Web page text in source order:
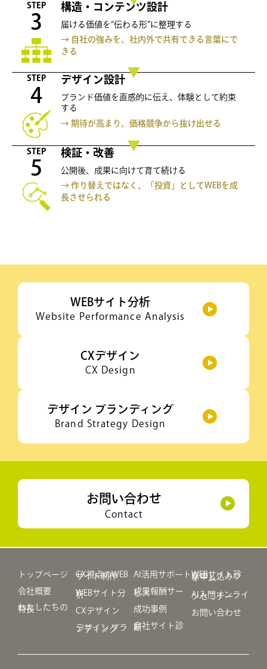
STEP
3
構造・コンテンツ設計
届ける価値を“伝わる形”に整理する
→ 自社の強みを、社内外で共有できる言葉にで
きる
STEP
4
デザイン設計
ブランド価値を直感的に伝え、体験として約束
する
→ 期待が高まり、価格競争から抜け出せる
STEP
5
検証・改善
公開後、成果に向けて育て続ける
→ 作り替えではなく、「投資」としてWEBを成
長させられる
WEBサイト分析
Website Performance Analysis
CXデザイン
CX Design
デザイン ブランディング
Brand Strategy Design
お問い合わせ
Contact
トップページ
会社概要
わたしたちの
特長
CX視点のWEB
サイト制作
WEBサイト分
析
CXデザイン
デザイン ブラ
ンディング
AI活用サポート
成果報酬サー
ビス
成功事例
自社サイト診
断
WEBサイト診
断申し込みフ
ォーム
AI入門オンライ
ンセミナー
お問い合わせ